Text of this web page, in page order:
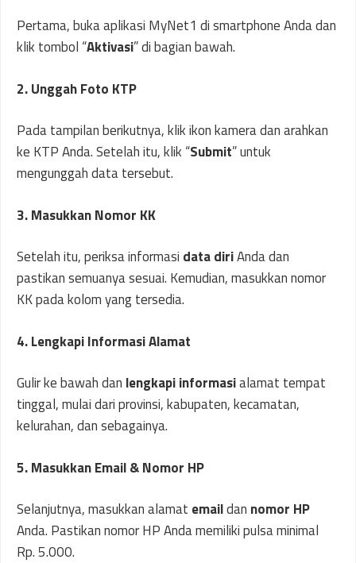
Pertama, buka aplikasi MyNet1 di smartphone Anda dan
klik tombol “Aktivasi” di bagian bawah.
2. Unggah Foto KTP
Pada tampilan berikutnya, klik ikon kamera dan arahkan
ke KTP Anda. Setelah itu, klik “Submit” untuk
mengunggah data tersebut.
3. Masukkan Nomor KK
Setelah itu, periksa informasi data diriAnda dan
pastikan semuanya sesuai. Kemudian, masukkan nomor
KK pada kolom yang tersedia.
4. Lengkapi Informasi Alamat
Gulir ke bawah dan lengkapi informasialamat tempat
tinggal, mulai dari provinsi, kabupaten, kecamatan,
kelurahan, dan sebagainya.
5. Masukkan Email & Nomor HP
Selanjutnya, masukkan alamat emaildan nomor HP
Anda. Pastikan nomor HP Anda memiliki pulsa minimal
Rp. 5.000.